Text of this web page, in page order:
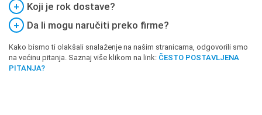
+
Koji je rok dostave?
+
Da li mogu naručiti preko firme?
Kako bismo ti olakšali snalaženje na našim stranicama, odgovorili smo
na većinu pitanja. Saznaj više klikom na link: ČESTO POSTAVLJENA
PITANJA?